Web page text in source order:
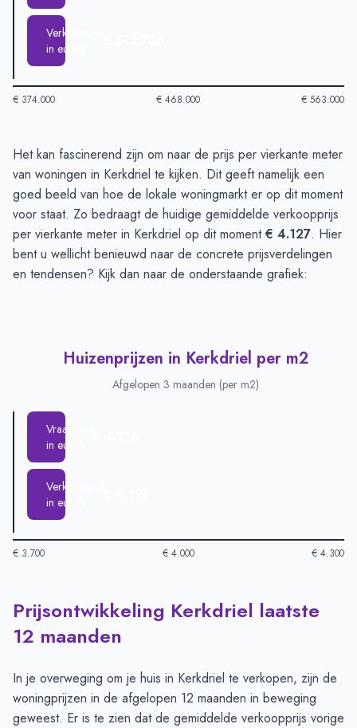
Verkoopprijs
in euro's
€ 374.000 € 468.000 € 563.000
Huizenprijzen in Kerkdriel-Afgelopen 3 maanden
Type
Bedrag
Vraagprijs in euro's
€ 506.052
Verkoopprijs in euro's
€ 512.736
Het kan fascinerend zijn om naar de prijs per vierkante meter
van woningen in Kerkdriel te kijken. Dit geeft namelijk een
goed beeld van hoe de lokale woningmarkt er op dit moment
voor staat. Zo bedraagt de huidige gemiddelde verkoopprijs
per vierkante meter in Kerkdriel op dit moment€ 4.127. Hier
bent u wellicht benieuwd naar de concrete prijsverdelingen
en tendensen? Kijk dan naar de onderstaande grafiek:
Huizenprijzen in Kerkdriel per m2
Afgelopen 3 maanden (per m2)
Vraagprijs
in euro's
Verkoopprijs
in euro's
€ 3.700 € 4.000 € 4.300
Huizenprijzen in Kerkdriel per m2-Afgelopen 3 maanden (per
Type
Vraagprijs in euro's
Prijsontwikkeling Kerkdriel laatste
12 maanden
In je overweging om je huis in Kerkdriel te verkopen, zijn de
woningprijzen in de afgelopen 12 maanden in beweging
geweest. Er is te zien dat de gemiddelde verkoopprijs vorige